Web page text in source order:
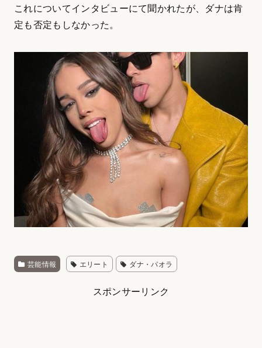
これについてインタビューにて聞かれたが、ダナは肯
定も否定もしなかった。
芸能情報 エリート ダナ・パオラ
スポンサーリンク